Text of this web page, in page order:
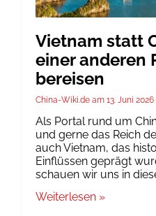
Vietnam statt
einer anderen
bereisen
China-Wiki.de 13. Juni 2026
Als Portal rund um
und gerne das Reich
auch Vietnam, das
Einflüssen geprägt
schauen wir uns in
Weiterlesen »